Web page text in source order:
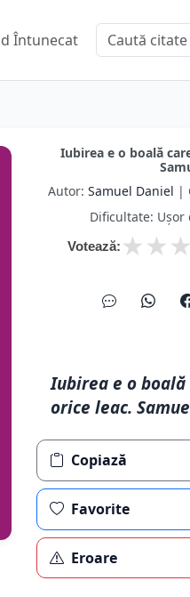
Întunecat
Iubirea e o boală
Autor: Samuel Daniel |
Dificultate:
Votează: ★
★
★
Iubirea e o
orice leac.
Copiază
Favorite
Eroare